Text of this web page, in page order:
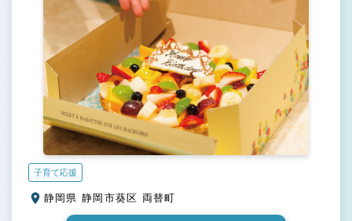
子育て応援
静岡県 静岡市葵区 両替町